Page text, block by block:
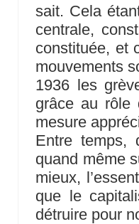
sait. Cela
centrale,
constituée, et
mouvements
1936 les
grâce au rôle
mesure
Entre temps,
quand même
mieux,
que le
détruire pour